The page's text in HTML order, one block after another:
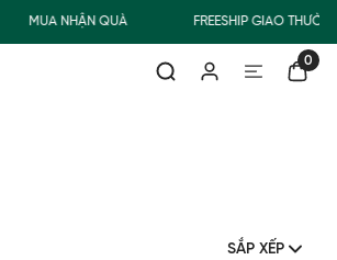
MUA NHẬN QUÀ FREESHIP GIAO
0
SẮP XẾP